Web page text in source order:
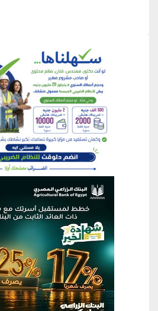
منطقة إعلانية
منطقة إعلانية